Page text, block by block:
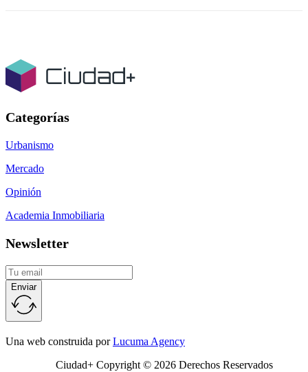
Categorías
Urbanismo
Mercado
Opinión
Academia Inmobiliaria
Newsletter
Enviar
Una web construida porLucuma Agency
Ciudad+ Copyright © 2026 Derechos Reservados